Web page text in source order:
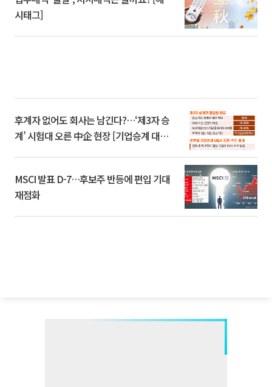
시태그]
후계자 없어도 회사는 남긴다?…‘제3자 승
계’ 시험대 오른 中企 현장 [기업승계 대전
MSCI 발표 D-7…후보주 반등에 편입 기대
재점화